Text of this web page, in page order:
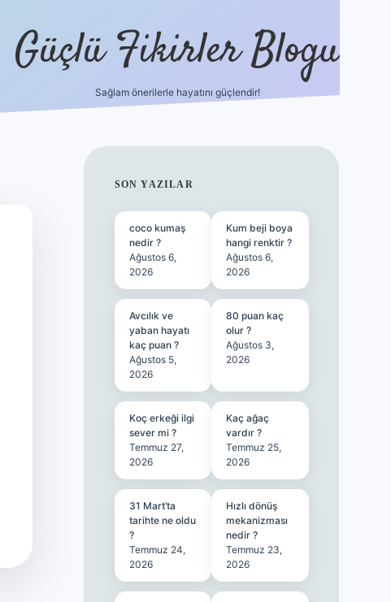
Güçlü Fikirler Blogu
Sağlam önerilerle hayatını güçlendir!
SIDEBAR
SON YAZILAR
coco kumaş
nedir ?
Ağustos 6,
2026
Kum beji boya
hangi renktir ?
Ağustos 6,
2026
Avcılık ve
yaban hayatı
kaç puan ?
Ağustos 5,
2026
80 puan kaç
olur ?
Ağustos 3,
2026
Koç erkeği ilgi
sever mi ?
Temmuz 27,
2026
Kaç ağaç
vardır ?
Temmuz 25,
2026
31 Mart’ta
tarihte ne oldu
?
Temmuz 24,
2026
Hızlı dönüş
mekanizması
nedir ?
Temmuz 23,
2026
ilbet bahis sitesi